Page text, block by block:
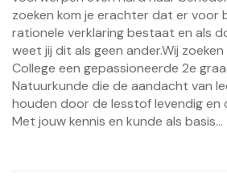
zoeken kom je erachter dat er voor
rationele verklaring bestaat en als
weet jij dit als geen ander.Wij
College een gepassioneerde 2e
Natuurkunde die de aandacht van
houden door de lesstof levendig en
Met jouw kennis en kunde als basis...